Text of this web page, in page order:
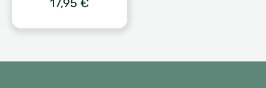
17,95 €